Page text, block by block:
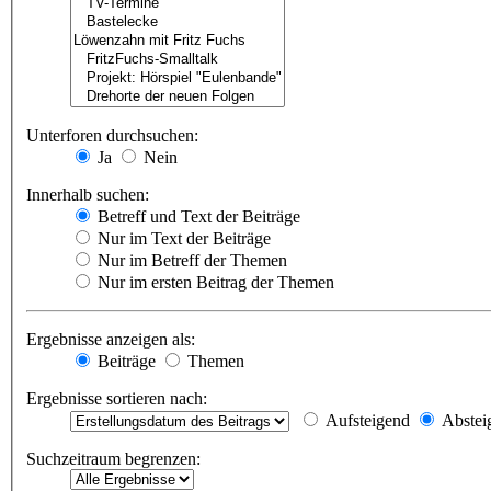
Unterforen durchsuchen:
Ja
Nein
Innerhalb suchen:
Betreff und Text der Beiträge
Nur im Text der Beiträge
Nur im Betreff der Themen
Nur im ersten Beitrag der Themen
Ergebnisse anzeigen als:
Beiträge
Themen
Ergebnisse sortieren nach:
Aufsteigend
Suchzeitraum begrenzen: